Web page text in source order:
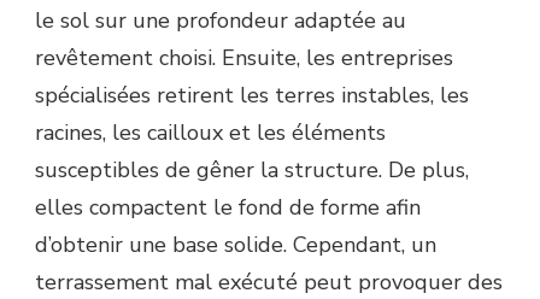
le sol sur une profondeur adaptée au
revêtement choisi. Ensuite, les entreprises
spécialisées retirent les terres instables, les
racines, les cailloux et les éléments
susceptibles de gêner la structure. De plus,
elles compactent le fond de forme afin
d’obtenir une base solide. Cependant, un
terrassement mal exécuté peut provoquer des